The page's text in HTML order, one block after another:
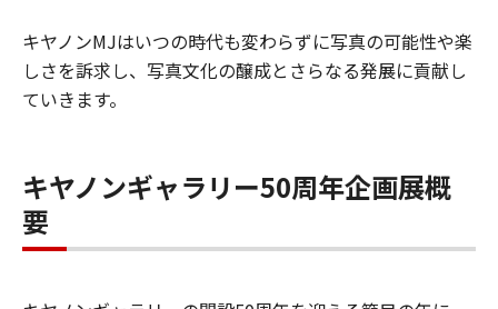
キヤノンMJはいつの時代も変わらずに写真の可能性や楽
しさを訴求し、写真文化の醸成とさらなる発展に貢献し
ていきます。
キヤノンギャラリー50周年企画展概
要